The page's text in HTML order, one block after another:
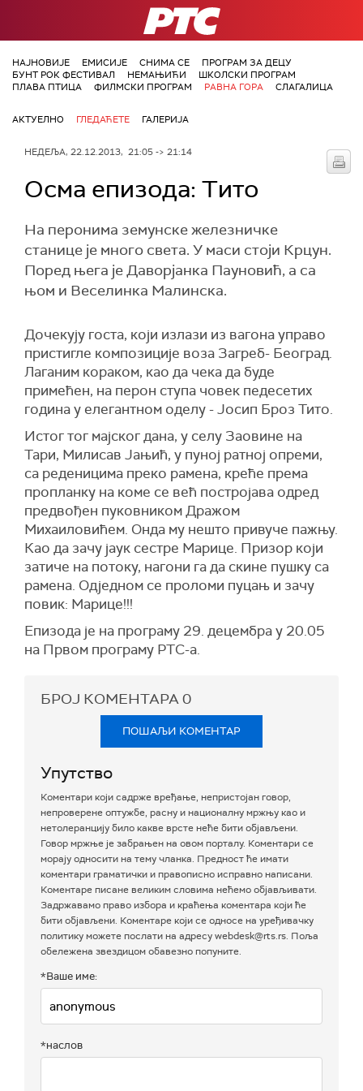
РТС
НАЈНОВИЈЕ ЕМИСИЈЕ СНИМА СЕ
ПРОГРАМ ЗА ДЕЦУ
БУНТ РОК ФЕСТИВАЛ
НЕМАЊИЋИ
ШКОЛСКИ ПРОГРАМ
ПЛАВА ПТИЦА
ФИЛМСКИ ПРОГРАМ РАВНА ГОРА СЛАГАЛИЦА
АКТУЕЛНО ГЛЕДАЋЕТЕ ГАЛЕРИЈА
НЕДЕЉА, 22.12.2013, 21:05 -> 21:14
Осма епизода: Tито
На перонима земунске железничке
станице је много света. У маси стоји Крцун.
Поред њега је Даворјанка Пауновић, а са
њом и Веселинка Малинска.
Дочекују госта, који излази из вагона управо
пристигле композиције воза Загреб- Београд.
Лаганим кораком, као да чека да буде
примећен, на перон ступа човек педесетих
година у елегантном оделу - Јосип Броз Тито.
Истог тог мајског дана, у селу Заовине на
Тари, Милисав Јањић, у пуној ратној опреми,
са реденицима преко рамена, креће према
пропланку на коме се већ постројава одред
предвођен пуковником Дражом
Михаиловићем. Онда му нешто привуче пажњу.
Као да зачу јаук сестре Марице. Призор који
затиче на потоку, нагони га да скине пушку са
рамена. Одједном се проломи пуцањ и зачу
повик: Марице!!!
Епизода је на програму 29. децембра у 20.05
на Првом програму РТС-а.
БРОЈ КОМЕНТАРА0
ПОШАЉИ КОМЕНТАР
Упутство
Коментари који садрже вређање, непристојан говор,
непроверене оптужбе, расну и националну мржњу као и
нетолеранцију било какве врсте неће бити објављени.
Говор мржње је забрањен на овом порталу. Коментари се
морају односити на тему чланка. Предност ће имати
коментари граматички и правописно исправно написани.
Коментаре писане великим словима нећемо објављивати.
Задржавамо право избора и краћења коментара који ће
бити објављени. Коментаре који се односе на уређивачку
политику можете послати на адресу webdesk@rts.rs. Поља
обележена звездицом обавезно попуните.
*Ваше име:
*наслов